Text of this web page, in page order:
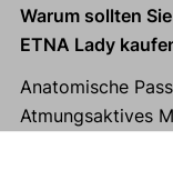
Warum sollten
ETNA Lady
Anatomische
Atmungsaktives